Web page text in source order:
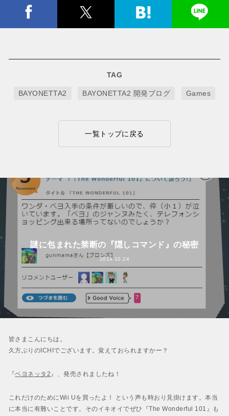
TAG
BAYONETTA2 BAYONETTA2 開発ブログ Games
一覧トップに戻る
謎に包まれた禁断の『隠しコマンド』の秘密
2014.10.24
皆さまこんにちは。
久方ぶりのICHIでございます。覚えておられますかー？
『ベヨネッタ2 』、発売されましたね！
これだけのためにWii Uを買ったよ！ という声も時おり見掛けます。本当
に本当に有難いことです。そのイキオイでぜひ『The Wonderful 101』も